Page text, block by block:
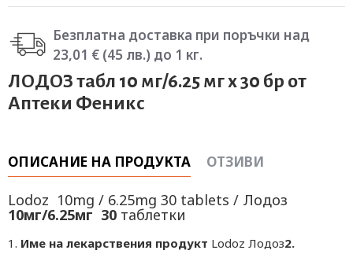
Безплатна доставка при поръчки над
23,01 € (45 лв.) до 1 кг.
ЛОДОЗ табл 10 мг/6.25 мг х 30 бр от
Аптеки Феникс
ОПИСАНИЕ НА ПРОДУКТА ОТЗИВИ
Lodoz 10mg / 6.25mg 30 tablets / Лодоз
10мг/6.25мг 30 таблетки
1. Име на лекарствения продукт Lodoz Лодоз2.